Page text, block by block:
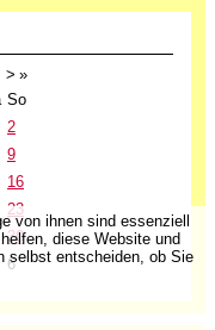
> »
So
2
9
16
23
30
6
von ihnen sind essenziell
diese Website und
selbst entscheiden, ob Sie